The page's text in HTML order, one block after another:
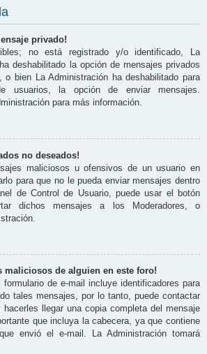
privado!
no está registrado y/o identificado, La
deshabilitado la opción de mensajes privados
o bien La Administración ha deshabilitado para
usuarios, la opción de enviar mensajes.
para más información.
no deseados!
maliciosos u ofensivos de un usuario en
para que no le pueda enviar mensajes dentro
de Control de Usuario, puede usar el botón
dichos mensajes a los Moderadores, o
maliciosos de alguien en este foro!
de e-mail incluye identificadores para
tales mensajes, por lo tanto, puede contactar
llegar una copia completa del mensaje
que incluya la cabecera, ya que contiene
envió el e-mail. La Administración tomará